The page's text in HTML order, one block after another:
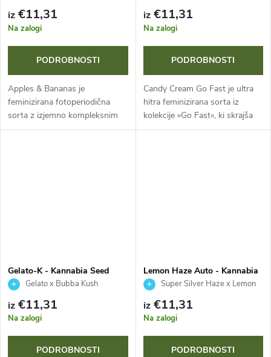
Blue Power) x Gelatti
iz €11,31
Na zalogi
PODROBNOSTI
Apples & Bananas je
feminizirana fotoperiodična
sorta z izjemno kompleksnim
rodovnikom in visoko
Auto
iz€11,31
Na zalogi
PODROBNOSTI
Candy Cream Go Fast je ultra
hitra feminizirana sorta iz
kolekcije »Go Fast«, ki skrajša
čas cvetenja na le 50 dni. Ta
Gelato-K - Kannabia Seed
CompanyGelato x Bubba Kush
iz €11,31
Na zalogi
PODROBNOSTI
Lemon Haze Auto - Kannabia
Seed Company
Super Silver Haze x Lemon
Skunk x Ruderalis
iz€11,31
Na zalogi
PODROBNOSTI